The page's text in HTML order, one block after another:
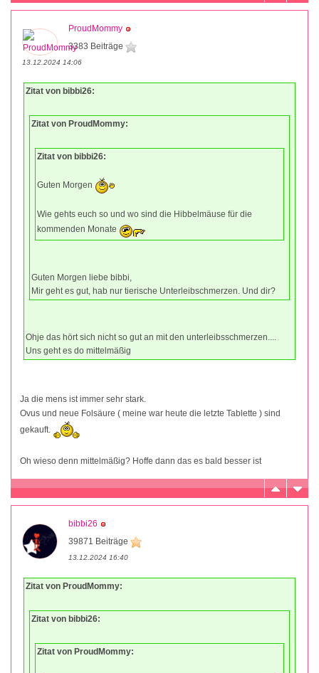
ProudMommy
3383 Beiträge
13.12.2024 14:06
Zitat von bibbi26:
Zitat von ProudMommy:
Zitat von bibbi26:
Guten Morgen
Wie gehts euch so und wo sind die Hibbelmäuse für die
kommenden Monate
Guten Morgen liebe bibbi,
Mir geht es gut, hab nur tierische Unterleibschmerzen. Und dir?
Ohje das hört sich nicht so gut an mit den unterleibsschmerzen....
Uns geht es do mittelmäßig
Ja die mens ist immer sehr stark.
Ovus und neue Folsäure ( meine war heute die letzte Tablette ) sind
gekauft.
Oh wieso denn mittelmäßig? Hoffe dann das es bald besser ist
bibbi26
39871 Beiträge
13.12.2024 16:40
Zitat von ProudMommy:
Zitat von bibbi26:
Zitat von ProudMommy: